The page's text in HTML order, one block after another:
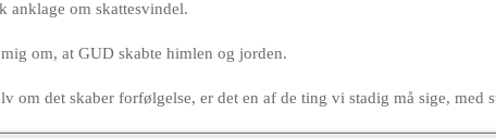
anklage om skattesvindel.
om, at GUD skabte himlen og jorden.
om det skaber forfølgelse, er det en af de ting vi stadig må sige, med